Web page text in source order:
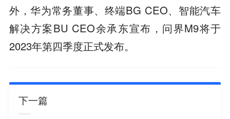
外，华为常务董事、终端BG CEO、智能汽车
解决方案BU CEO余承东宣布，问界M9将于
2023年第四季度正式发布。
下一篇